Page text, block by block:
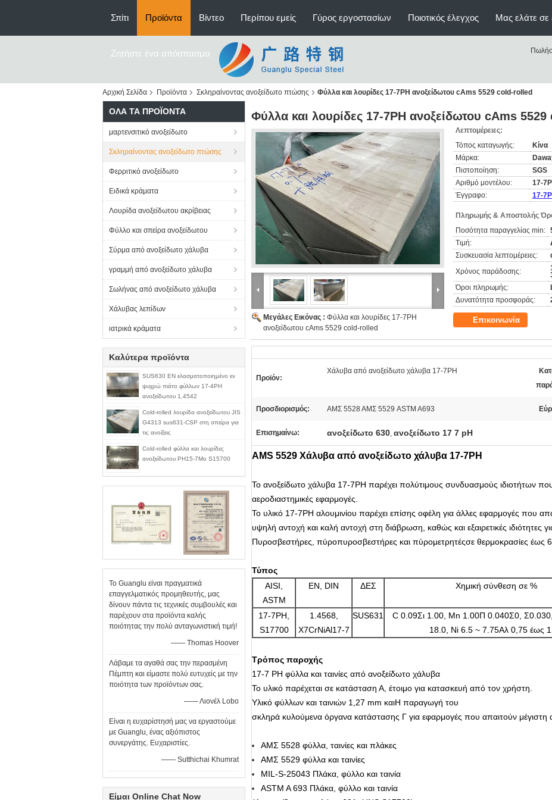
Σπίτι Προϊόντα Βίντεο Περίπου εμείς Γύρος εργοστασίων Ποιοτικός έλεγχος Μας ελάτε
Ζητήστε ένα απόσπασμα
Αρχική Σελίδα Προϊόντα Σκληραίνοντας ανοξείδωτο πτώσης Φύλλα και λουρίδες 17-7PH ανοξείδωτου cAms 5529 cold-rolled
ΌΛΑ ΤΑ ΠΡΟΪΌΝΤΑ
μαρτενσιτικό ανοξείδωτο
Σκληραίνοντας ανοξείδωτο πτώσης
Φερριτικό ανοξείδωτο
Ειδικά κράματα
Λουρίδα ανοξείδωτου ακρίβειας
Φύλλο και σπείρα ανοξείδωτου
Σύρμα από ανοξείδωτο χάλυβα
γραμμή από ανοξείδωτο χάλυβα
Σωλήνας από ανοξείδωτο χάλυβα
Χάλυβας λεπίδων
ιατρικά κράματα
Καλύτερα προϊόντα
SUS630 EN ελασματοποιημένο εν
ψυχρώ πιάτο φύλλων 17-4PH
ανοξείδωτου 1,4542
Cold-rolled λουρίδα ανοξείδωτου JIS
G4313 sus631-CSP στη σπείρα για
τις ανοίξεις
Cold-rolled φύλλα και λουρίδες
ανοξείδωτου PH15-7Mo S15700
Το Guanglu είναι πραγματικά
επαγγελματικός προμηθευτής, μας
δίνουν πάντα τις τεχνικές συμβουλές και
παρέχουν στα προϊόντα καλής
ποιότητας την πολύ ανταγωνιστική τιμή!
—— Thomas Hoover
Λάβαμε τα αγαθά σας την περασμένη
Πέμπτη και είμαστε πολύ ευτυχείς με την
ποιότητα των προϊόντων σας.
—— Λιονέλ Lobo
Είναι η ευχαρίστησή μας να εργαστούμε
με Guanglu, ένας αξιόπιστος
συνεργάτης. Ευχαριστίες.
—— Sutthichai Khumrat
Είμαι Online Chat Now
Φύλλα και λουρίδες 17-7PH ανοξείδωτου cAms
Μεγάλες Εικόνας : Φύλλα και λουρίδες 17-7PH
ανοξείδωτου cAms 5529 cold-rolled
Λεπτομέρειες:
Τόπος καταγωγής:
Κίνα
Μάρκα:
Πιστοποίηση:
SGS
Αριθμό μοντέλου:
17-
Έγγραφο:
17-
Πληρωμής & Αποστολής
Ποσότητα παραγγελίας min:
Τιμή:
Συσκευασία λεπτομέρειες:
Χρόνος παράδοσης:
Όροι πληρωμής:
Δυνατότητα προσφοράς:
Επικοινωνία
Προϊόν:
Χάλυβα από ανοξείδωτο χάλυβα 17-7PH
Προσδιορισμός: ΑΜΣ 5528 ΑΜΣ 5529 ASTM A693
Επισημαίνω: ανοξείδωτο 630, ανοξείδωτο 17 7 pH
AMS 5529 Χάλυβα από ανοξείδωτο χάλυβα 17-7PH
Το ανοξείδωτο χάλυβα 17-7PH παρέχει πολύτιμους συνδυασμούς ιδιοτήτων που
αεροδιαστημικές εφαρμογές.
Το υλικό 17-7PH αλουμινίου παρέχει επίσης οφέλη για άλλες εφαρμογές που
υψηλή αντοχή και καλή αντοχή στη διάβρωση, καθώς και εξαιρετικές ιδιότητες
Πυροσβεστήρες, πύροπυροσβεστήρες και πύρομετρητέςσε θερμοκρασίες έως
Τύπος
AISI,
ASTM
EN, DIN ΔΕΣ Χημική σύνθεση σε %
17-7PH,
S17700
1.4568,
X7CrNiAl17-7
SUS631
C 0.09Σι 1.00, Mn 1.00Π 0.040Σ0,
18.0, Ni 6.5 ~ 7.75Αλ 0,75 έως
Τρόπος παροχής
17-7 PH φύλλα και ταινίες από ανοξείδωτο χάλυβα
Το υλικό παρέχεται σε κατάσταση Α, έτοιμο για κατασκευή από τον χρήστη.
Υλικό φύλλων και ταινιών 1,27 mm καιΗ παραγωγή του
σκληρά κυλούμενα όργανα κατάστασης Γ για εφαρμογές που απαιτούν μέγιστη
ΑΜΣ 5528 φύλλα, ταινίες και πλάκες
ΑΜΣ 5529 φύλλα και ταινίες
MIL-S-25043 Πλάκα, φύλλο και ταινία
ASTM A 693 Πλάκα, φύλλο και ταινία